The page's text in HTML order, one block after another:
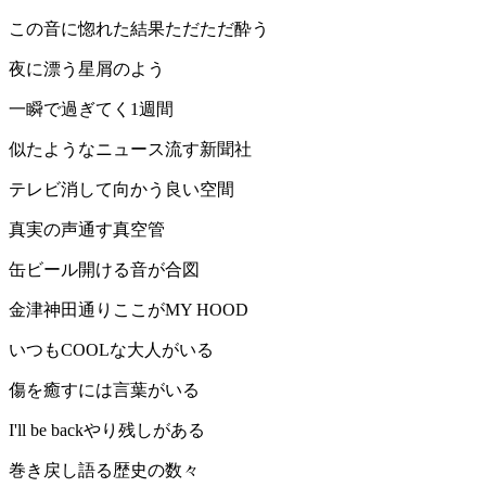
この音に惚れた結果ただただ酔う
夜に漂う星屑のよう
一瞬で過ぎてく1週間
似たようなニュース流す新聞社
テレビ消して向かう良い空間
真実の声通す真空管
缶ビール開ける音が合図
金津神田通りここがMY HOOD
いつもCOOLな大人がいる
傷を癒すには言葉がいる
I'll be backやり残しがある
巻き戻し語る歴史の数々